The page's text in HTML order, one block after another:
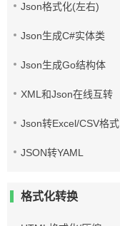
Json格式化(左右)
Json生成C#实体类
Json生成Go结构体
XML和Json在线互转
Json转Excel/CSV格式
JSON转YAML
格式化转换